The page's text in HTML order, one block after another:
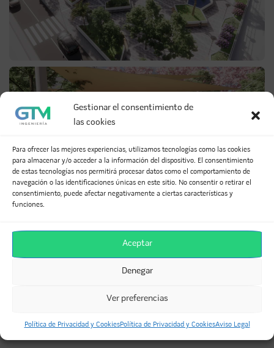
Gestionar el consentimiento de
las cookies
Para ofrecer las mejores experiencias, utilizamos tecnologías como las cookies
para almacenar y/o acceder a la información del dispositivo. El consentimiento
de estas tecnologías nos permitirá procesar datos como el comportamiento de
navegación o las identificaciones únicas en este sitio. No consentir o retirar el
consentimiento, puede afectar negativamente a ciertas características y
funciones.
Aceptar
Denegar
Ver preferencias
Política de Privacidad y CookiesPolítica de Privacidad y CookiesAviso Legal